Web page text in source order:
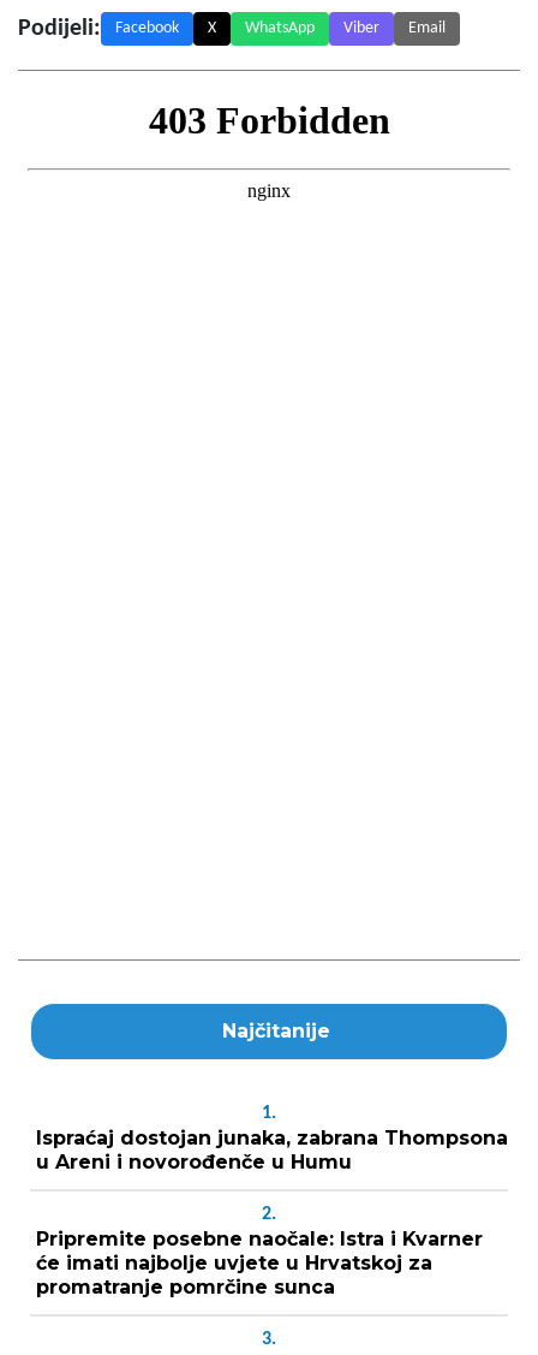
Podijeli: Facebook X WhatsApp Viber Email
Najčitanije
1.
Ispraćaj dostojan junaka, zabrana Thompsona
u Areni i novorođenče u Humu
2.
Pripremite posebne naočale: Istra i Kvarner
će imati najbolje uvjete u Hrvatskoj za
promatranje pomrčine sunca
3.